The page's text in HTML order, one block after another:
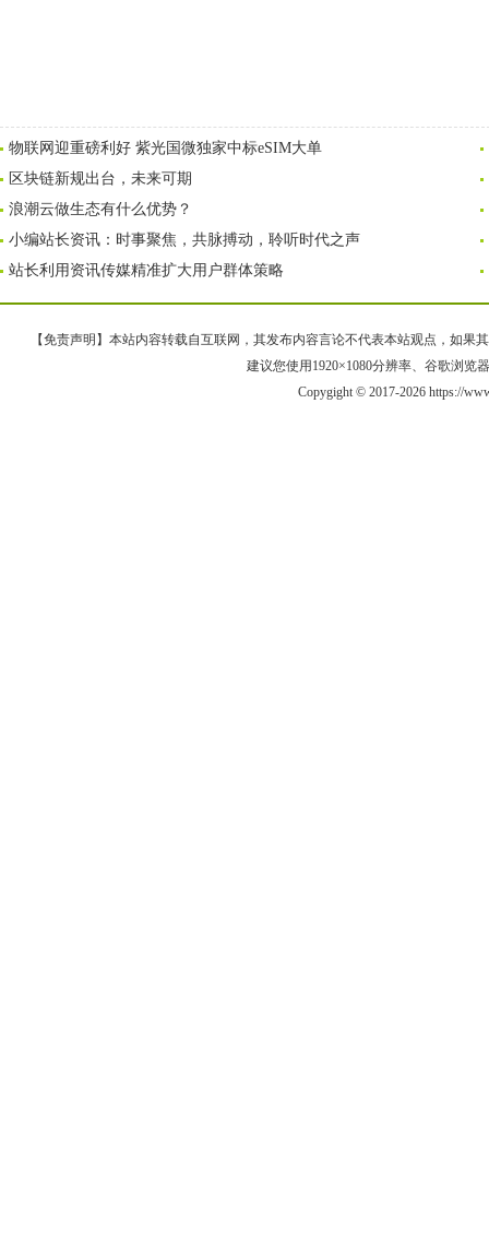
物联网迎重磅利好 紫光国微独家中标eSIM大单
区块链新规出台，未来可期
浪潮云做生态有什么优势？
小编站长资讯：时事聚焦，共脉搏动，聆听时代之声
站长利用资讯传媒精准扩大用户群体策略
【免责声明】本站内容转载自互联网，其发布内容言论不代表本站观点，如果
建议您使用1920×1080分辨率、谷歌浏览
Copygight © 2017-2026 https://